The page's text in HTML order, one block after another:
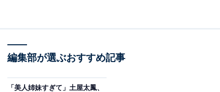
編集部が選ぶおすすめ記事
「美人姉妹すぎて」土屋太鳳、